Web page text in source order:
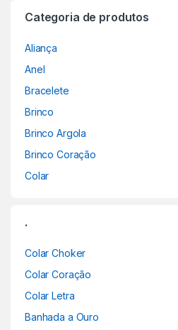
Categoria de produtos
Aliança
Anel
Bracelete
Brinco
Brinco Argola
Brinco Coração
Colar
.
Colar Choker
Colar Coração
Colar Letra
Banhada a Ouro